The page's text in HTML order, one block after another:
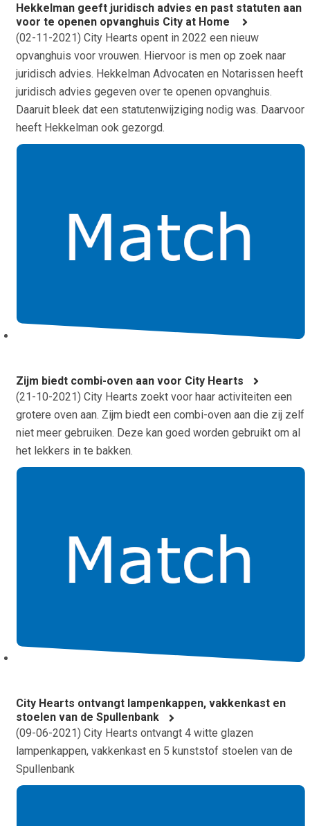
Hekkelman geeft juridisch advies en past statuten aan
voor te openen opvanghuis City at Home
(02-11-2021) City Hearts opent in 2022 een nieuw
opvanghuis voor vrouwen. Hiervoor is men op zoek naar
juridisch advies. Hekkelman Advocaten en Notarissen heeft
juridisch advies gegeven over te openen opvanghuis.
Daaruit bleek dat een statutenwijziging nodig was. Daarvoor
heeft Hekkelman ook gezorgd.
Zijm biedt combi-oven aan voor City Hearts
(21-10-2021) City Hearts zoekt voor haar activiteiten een
grotere oven aan. Zijm biedt een combi-oven aan die zij zelf
niet meer gebruiken. Deze kan goed worden gebruikt om al
het lekkers in te bakken.
City Hearts ontvangt lampenkappen, vakkenkast en
stoelen van de Spullenbank
(09-06-2021) City Hearts ontvangt 4 witte glazen
lampenkappen, vakkenkast en 5 kunststof stoelen van de
Spullenbank